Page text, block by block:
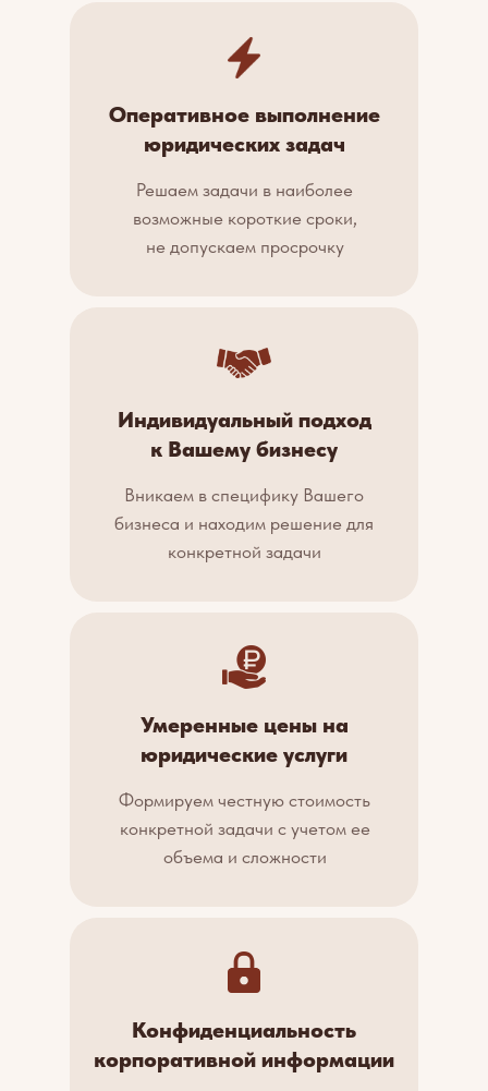
Оперативное выполнение
юридических задач
Решаем задачи в наиболее
возможные короткие сроки,
не допускаем просрочку
Индивидуальный подход
к Вашему бизнесу
Вникаем в специфику Вашего
бизнеса и находим решение для
конкретной задачи
Умеренные цены на
юридические услуги
Формируем честную стоимость
конкретной задачи с учетом ее
объема и сложности
Конфиденциальность
корпоративной информации